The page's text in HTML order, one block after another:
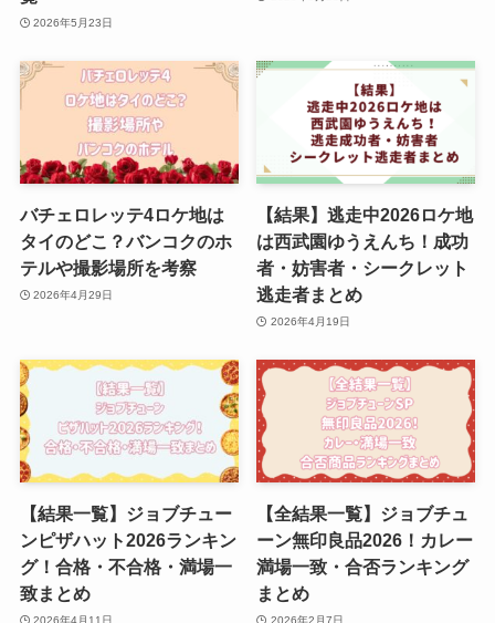
2026年5月23日
バチェロレッテ4ロケ地は
タイのどこ？バンコクのホ
テルや撮影場所を考察
2026年4月29日
【結果】逃走中2026ロケ地
は西武園ゆうえんち！成功
者・妨害者・シークレット
逃走者まとめ
2026年4月19日
【結果一覧】ジョブチュー
ンピザハット2026ランキン
グ！合格・不合格・満場一
致まとめ
2026年4月11日
【全結果一覧】ジョブチュ
ーン無印良品2026！カレー
満場一致・合否ランキング
まとめ
2026年2月7日